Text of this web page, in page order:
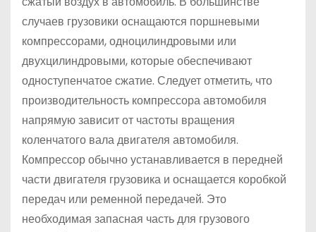
случаев грузовики оснащаются поршневыми
компрессорами, одноцилиндровыми или
двухцилиндровыми, которые обеспечивают
одноступенчатое сжатие. Следует отметить, что
производительность компрессора автомобиля
напрямую зависит от частоты вращения
коленчатого вала двигателя автомобиля.
Компрессор обычно устанавливается в передней
части двигателя грузовика и оснащается коробкой
передач или ременной передачей. Это
необходимая запасная часть для грузового